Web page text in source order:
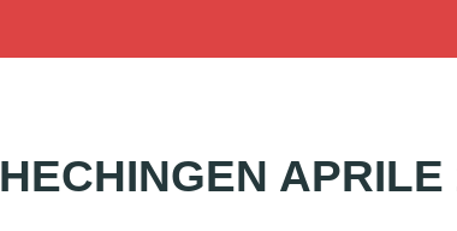
HECHINGEN APRILE